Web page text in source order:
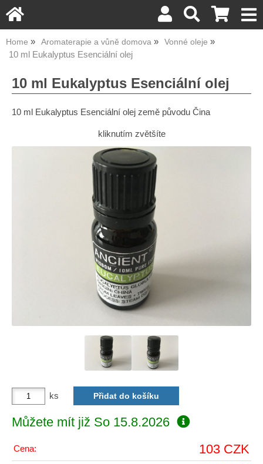
Home Aromaterapie a vůně domova Vonné oleje
10 ml Eukalyptus Esenciální olej
10 ml Eukalyptus Esenciální olej
10 ml Eukalyptus Esenciální olej země původu Čina
kliknutím zvětšíte
ks
Můžete mít již So 15.8.2026
Cena: 103 CZK